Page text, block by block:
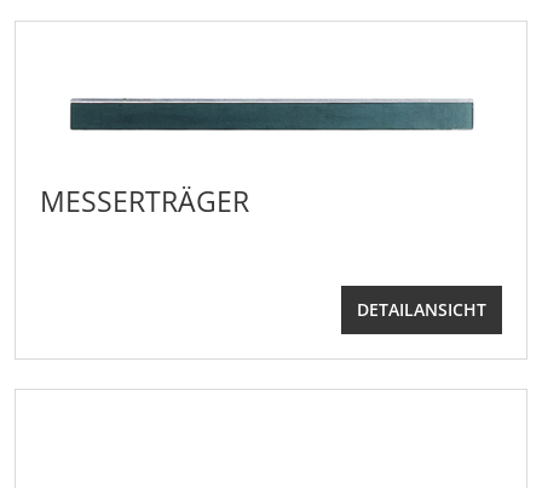
MESSERTRÄGER
DETAILANSICHT